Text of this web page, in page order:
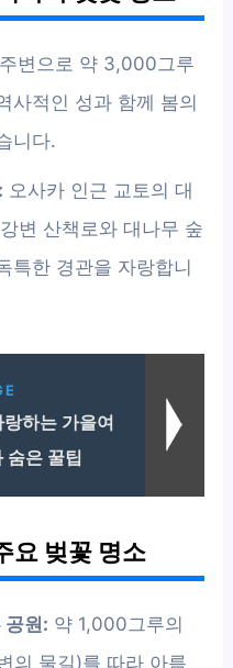
변으로 약 3,000그루
사적인 성과 함께 봄의
니다.
오사카 인근 교토의 대
변 산책로와 대나무 숲
특한 경관을 자랑합니
하는 가을여
숨은 꿀팁
요 벚꽃 명소
공원: 약 1,000그루의
의 물길)를 따라 아름